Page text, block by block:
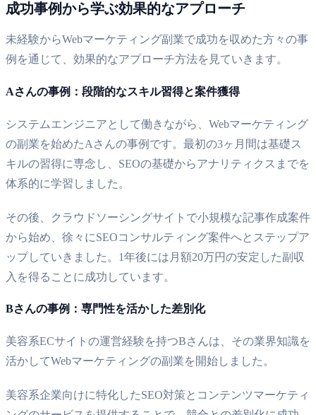
成功事例から学ぶ効果的なアプローチ
未経験からWebマーケティング副業で成功を収めた方々の事
例を通じて、効果的なアプローチ方法を見ていきます。
Aさんの事例：段階的なスキル習得と案件獲得
システムエンジニアとして働きながら、Webマーケティング
の副業を始めたAさんの事例です。最初の3ヶ月間は基礎ス
キルの習得に専念し、SEOの基礎からアナリティクスまでを
体系的に学習しました。
その後、クラウドソーシングサイトで小規模な記事作成案件
から始め、徐々にSEOコンサルティング案件へとステップア
ップしていきました。1年後には月額20万円の安定した副収
入を得ることに成功しています。
Bさんの事例：専門性を活かした差別化
美容系ECサイトの運営経験を持つBさんは、その業界知識を
活かしてWebマーケティングの副業を開始しました。
美容系企業向けに特化したSEO対策とコンテンツマーケティ